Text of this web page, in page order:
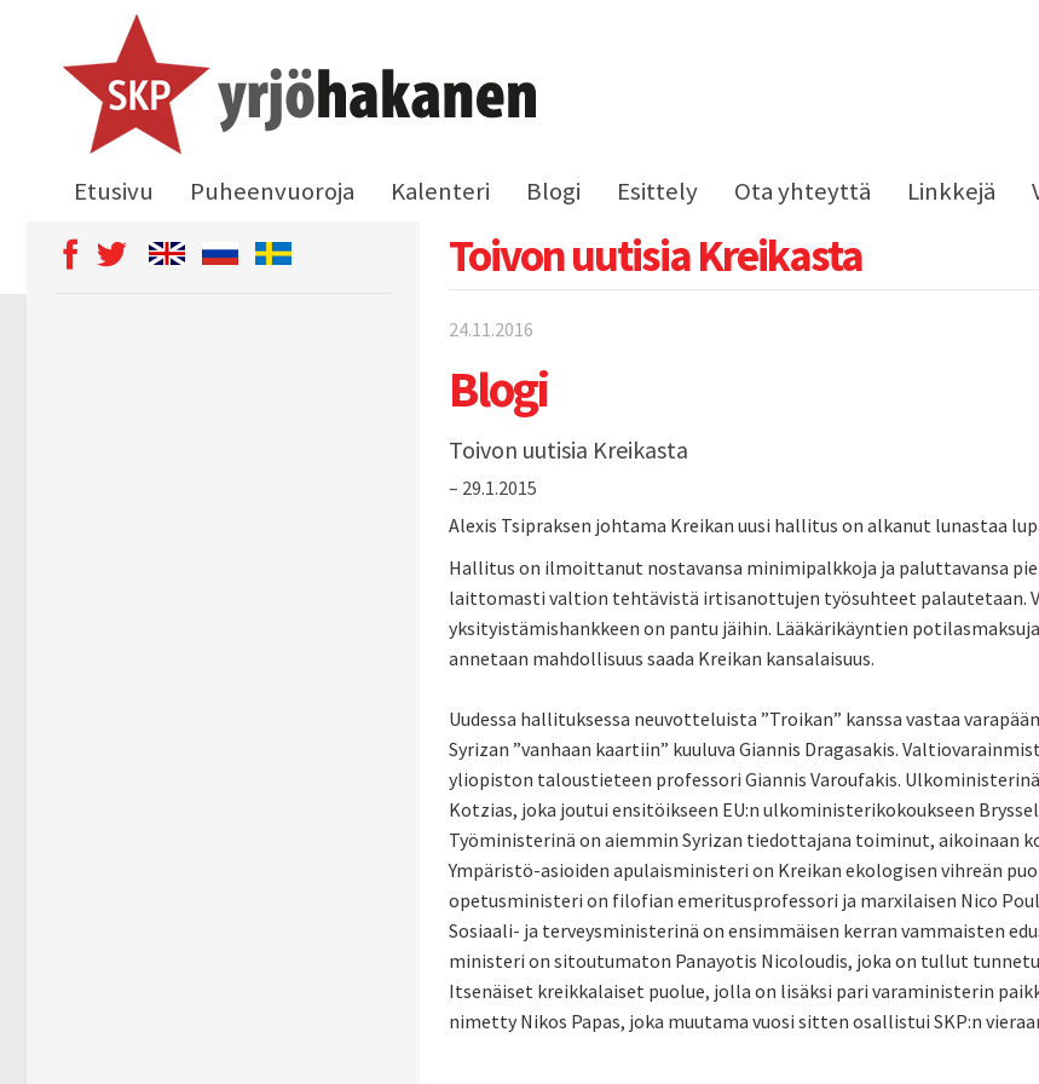
Etusivu Puheenvuoroja Kalenteri Blogi Esittely Ota yhteyttä Linkkejä
Toivon uutisia Kreikasta
24.11.2016
Blogi
Toivon uutisia Kreikasta
– 29.1.2015
Alexis Tsipraksen johtama Kreikan uusi hallitus on alkanut lunastaa
Hallitus on ilmoittanut nostavansa minimipalkkoja ja paluttavansa
laittomasti valtion tehtävistä irtisanottujen työsuhteet palautetaan.
yksityistämishankkeen on pantu jäihin. Lääkärikäyntien
annetaan mahdollisuus saada Kreikan kansalaisuus.
Uudessa hallituksessa neuvotteluista ”Troikan” kanssa vastaa
Syrizan ”vanhaan kaartiin” kuuluva Giannis Dragasakis.
yliopiston taloustieteen professori Giannis Varoufakis.
Kotzias, joka joutui ensitöikseen EU:n ulkoministerikokoukseen
Työministerinä on aiemmin Syrizan tiedottajana toiminut, aikoinaan
Ympäristö-asioiden apulaisministeri on Kreikan ekologisen vihreän
opetusministeri on filofian emeritusprofessori ja marxilaisen Nico
Sosiaali- ja terveysministerinä on ensimmäisen kerran vammaisten
ministeri on sitoutumaton Panayotis Nicoloudis, joka on tullut
Itsenäiset kreikkalaiset puolue, jolla on lisäksi pari varaministerin
nimetty Nikos Papas, joka muutama vuosi sitten osallistui SKP:n